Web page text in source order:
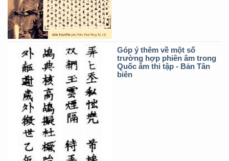
Góp ý thêm về một số
trường hợp phiên âm trong
Quốc âm thi tập - Bản Tân
biên